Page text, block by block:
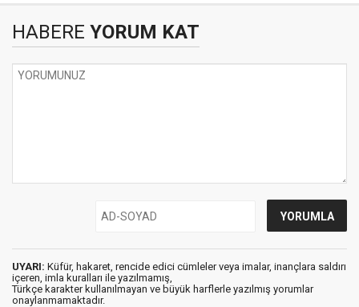
HABERE YORUM KAT
UYARI: Küfür, hakaret, rencide edici cümleler veya imalar, inançlara saldırı
içeren, imla kuralları ile yazılmamış,
Türkçe karakter kullanılmayan ve büyük harflerle yazılmış yorumlar
onaylanmamaktadır.